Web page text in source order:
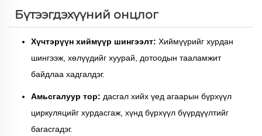
Бүтээгдэхүүний онцлог
Хүчтэрүүн хиймүүр шингээлт: Хиймүүрийг хурдан
шингээж, хөлүүдийг хуурай, дотоодын тааламжит
байдлаа хадгалдэг.
Амьсгалуур тор: дасгал хийх үед агаарын бүрхүүл
циркуляцийг хурдасгаж, хүнд бүрхүүл бүүрдүүлтийг
багасгадэг.